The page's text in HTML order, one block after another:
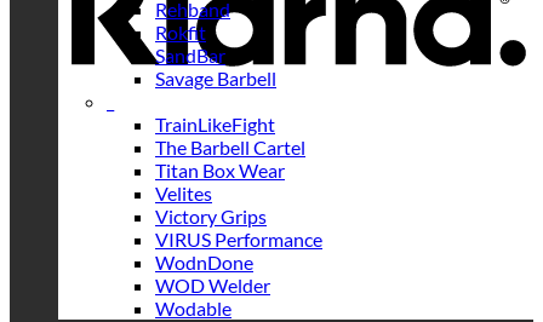
Rehband
Rokfit
SandBar
Savage Barbell
TrainLikeFight
The Barbell Cartel
Titan Box Wear
Velites
Victory Grips
VIRUS Performance
WodnDone
WOD Welder
Wodable